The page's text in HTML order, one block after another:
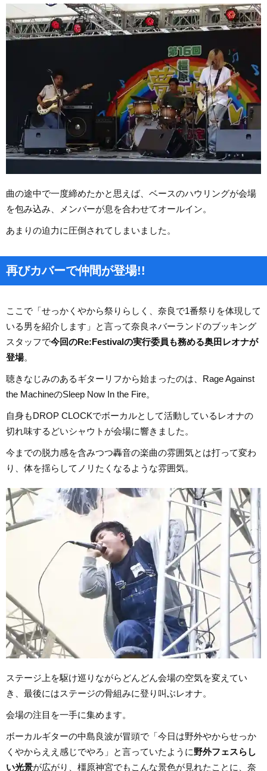
曲の途中で一度締めたかと思えば、ベースのハウリングが会場
を包み込み、メンバーが息を合わせてオールイン。
あまりの迫力に圧倒されてしまいました。
再びカバーで仲間が登場!!
ここで「せっかくやから祭りらしく、奈良で1番祭りを体現して
いる男を紹介します」と言って奈良ネバーランドのブッキング
スタッフで今回のRe:Festivalの実行委員も務める奥田レオナが
登場。
聴きなじみのあるギターリフから始まったのは、Rage Against
the MachineのSleep Now In the Fire。
自身もDROP CLOCKでボーカルとして活動しているレオナの
切れ味するどいシャウトが会場に響きました。
今までの脱力感を含みつつ轟音の楽曲の雰囲気とは打って変わ
り、体を揺らしてノリたくなるような雰囲気。
ステージ上を駆け巡りながらどんどん会場の空気を変えてい
き、最後にはステージの骨組みに登り叫ぶレオナ。
会場の注目を一手に集めます。
ボーカルギターの中島良波が冒頭で「今日は野外やからせっか
くやからええ感じでやろ」と言っていたように野外フェスらし
い光景が広がり、橿原神宮でもこんな景色が見れたことに、奈